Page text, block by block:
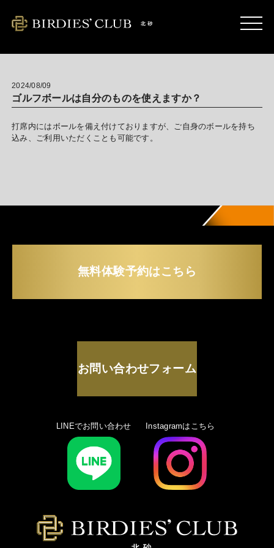
2024/08/09
ゴルフボールは自分のものを使えますか？
打席内にはボールを備え付けておりますが、ご自身のボールを持ち
込み、ご利用いただくことも可能です。
無料体験予約はこちら
お問い合わせフォーム
LINEでお問い合わせ Instagramはこちら